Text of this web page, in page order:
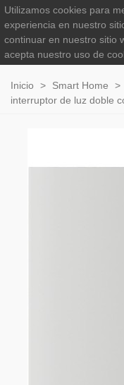
Inicio > Smart Home >
interruptor de luz doble
Utilizamos cookies para
experiencia en nuestro
continuar en nuestro sitio
acepta nuestro uso de